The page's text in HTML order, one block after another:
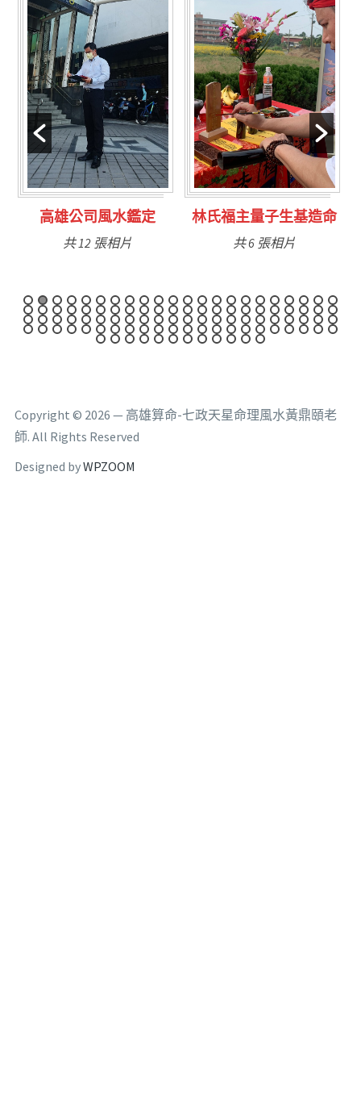
高雄公司風水鑑定
共 12 張相片
林氏福主量子生基造命
共 6 張相片
Copyright © 2026 — 高雄算命-七政天星命理風水黃鼎頤老
師. All Rights Reserved
Designed byWPZOOM